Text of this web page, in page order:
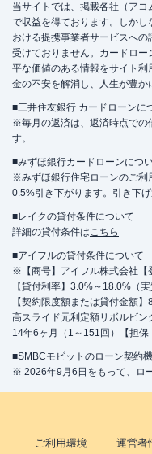
当サイトでは、掲載各社（ア
で収益を得ております。しか
おける提携事業者サービスへ
受けておりません。カードロ
平な価値のある情報をサイト
金の不安を解消し、人生が豊か
■三井住友銀行 カードローンに
※毎月の返済は、返済時点での
す。
■みずほ銀行カードローンにつ
※みずほ銀行住宅ローンのご利
0.5%引き下がります。引き下
■レイクの貸付条件について
詳細の貸付条件はこちら
■アイフルの貸付条件について
※【商号】アイフル株式会社【
【貸付利率】3.0%～18.0%（
【契約限度額または貸付金額
高スライド元利定額リボルビ
14年6ヶ月（1～151回）【担
■SMBCモビットのローン契約
※ 2026年9月6日をもって、ロ
ご利用環境 運営者